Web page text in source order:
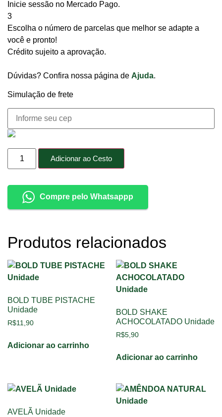
Inicie sessão no Mercado Pago.
3
Escolha o número de parcelas que melhor se adapte a
você e pronto!
Crédito sujeito a aprovação.
Dúvidas? Confira nossa página de Ajuda.
Simulação de frete
Adicionar ao Cesto
Compre pelo Whatsappp
Produtos relacionados
BOLD TUBE PISTACHE
Unidade
R$11,90
Adicionar ao carrinho
BOLD SHAKE
ACHOCOLATADO Unidade
R$5,90
Adicionar ao carrinho
AVELÃ Unidade